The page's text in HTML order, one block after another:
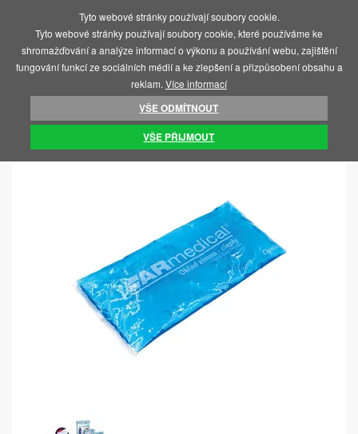
ÚVOD REHABILITACE A CVIČENÍ
Tyto webové stránky používají soubory cookie.
Tyto webové stránky používají soubory cookie, které používáme ke
shromažďování a analýze informací o výkonu a používání webu, zajištění
fungování funkcí ze sociálních médií a ke zlepšení a přizpůsobení obsahu a
reklam. Více informací
VŠE ODMÍTNOUT
VŠE PŘIJMOUT